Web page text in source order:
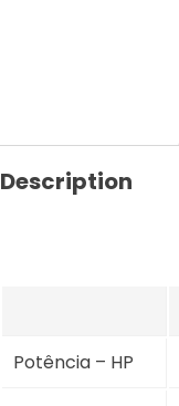
Description
Potência – HP